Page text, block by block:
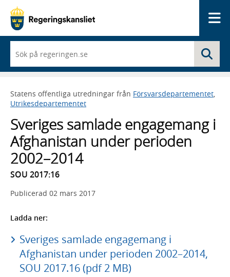
du
börjar
skriva
framträder
en
med
sökförslag
Statens offentliga utredningar från Försvarsdepartementet,
Utrikesdepartementet
Sveriges samlade engagemang i
Afghanistan under perioden
2002–2014
SOU 2017:16
Publicerad 02 mars 2017
Ladda ner:
Sveriges samlade engagemang i
Afghanistan under perioden 2002–2014,
SOU 2017.16 (pdf 2 MB)